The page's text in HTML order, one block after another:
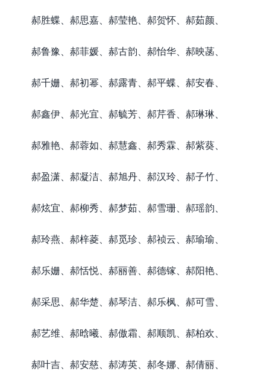
郝胜蝶、郝思嘉、郝莹艳、郝贺怀、郝茹颜、
郝鲁豫、郝菲媛、郝古韵、郝怡华、郝映菡、
郝千姗、郝初幂、郝露青、郝平蝶、郝安春、
郝鑫伊、郝光宜、郝毓芳、郝芹香、郝琳琳、
郝雅艳、郝蓉如、郝慧鑫、郝秀霖、郝紫葵、
郝盈潇、郝凝洁、郝旭丹、郝汉玲、郝子竹、
郝炫宜、郝柳秀、郝梦茹、郝雪珊、郝瑶韵、
郝玲燕、郝梓菱、郝觅珍、郝祯云、郝瑜瑜、
郝乐姗、郝恬悦、郝丽善、郝德镓、郝阳艳、
郝采思、郝华楚、郝琴洁、郝乐枫、郝可雪、
郝艺维、郝晗曦、郝傲霜、郝顺凯、郝柏欢、
郝叶吉、郝安慈、郝涛英、郝冬娜、郝倩丽、